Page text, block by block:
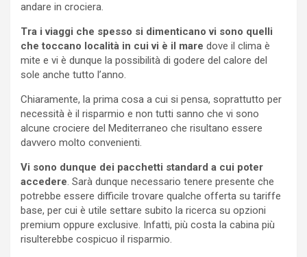
andare in crociera.
Tra i viaggi che spesso si dimenticano vi sono quelli
che toccano località in cui vi è il mare dove il clima è
mite e vi è dunque la possibilità di godere del calore del
sole anche tutto l’anno.
Chiaramente, la prima cosa a cui si pensa, soprattutto per
necessità è il risparmio e non tutti sanno che vi sono
alcune crociere del Mediterraneo che risultano essere
davvero molto convenienti.
Vi sono dunque dei pacchetti standard a cui poter
accedere. Sarà dunque necessario tenere presente che
potrebbe essere difficile trovare qualche offerta su tariffe
base, per cui è utile settare subito la ricerca su opzioni
premium oppure exclusive. Infatti, più costa la cabina più
risulterebbe cospicuo il risparmio.